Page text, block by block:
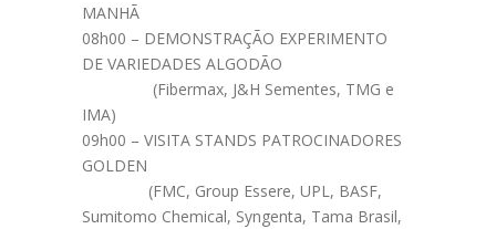
MANHÃ
08h00 – DEMONSTRAÇÃO EXPERIMENTO
DE VARIEDADES ALGODÃO
(Fibermax, J&H Sementes, TMG e
IMA)
09h00 – VISITA STANDS PATROCINADORES
GOLDEN
(FMC, Group Essere, UPL, BASF,
Sumitomo Chemical, Syngenta, Tama Brasil,